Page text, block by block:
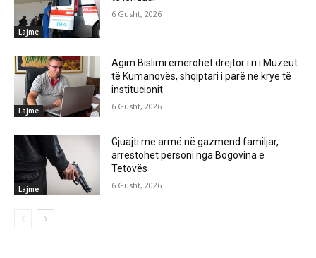
Lajme
6 Gusht, 2026
Lajme
Agim Bislimi emërohet drejtor i ri i Muzeut
të Kumanovës, shqiptari i parë në krye të
institucionit
6 Gusht, 2026
Lajme
Gjuajti me armë në gazmend familjar,
arrestohet personi nga Bogovina e
Tetovës
6 Gusht, 2026